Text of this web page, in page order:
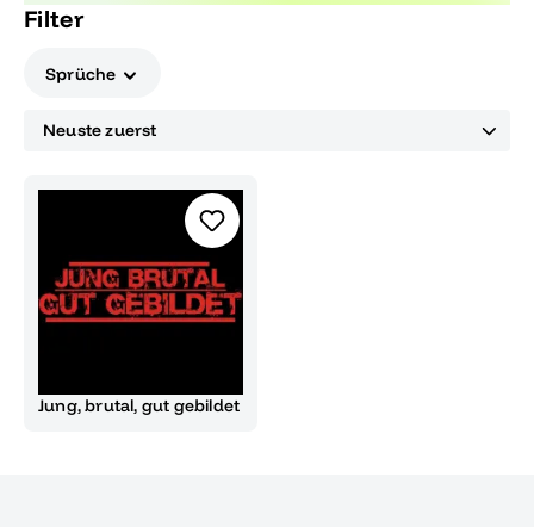
trendigen Designs, die deine Schulzeit unvergesslich
Filter
Sprüche
Jung, brutal, gut gebildet